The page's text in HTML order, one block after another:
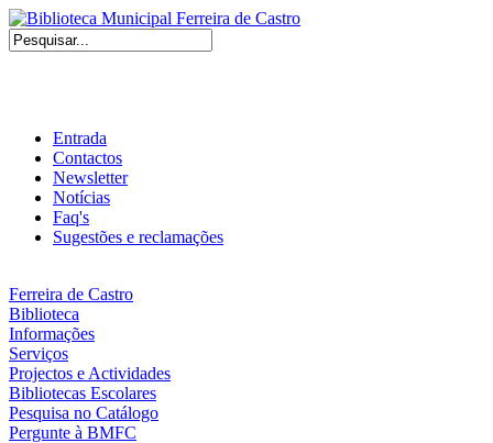
Entrada
Contactos
Newsletter
Notícias
Faq's
Sugestões e reclamações
Ferreira de Castro
Biblioteca
Informações
Serviços
Projectos e Actividades
Bibliotecas Escolares
Pesquisa no Catálogo
Pergunte à BMFC